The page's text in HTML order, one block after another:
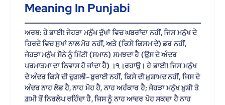
Meaning In Punjabi
ਅਰਥ: ਹੇ ਭਾਈ! ਜੇਹੜਾ ਮਨੁੱਖ ਦੁੱਖਾਂ ਵਿਚ ਘਬਰਾਂਦਾ ਨਹੀਂ, ਜਿਸ ਮਨੁੱਖ ਦੇ
ਹਿਰਦੇ ਵਿਚ ਸੁਖਾਂ ਨਾਲ ਮੋਹ ਨਹੀਂ, ਅਤੇ (ਕਿਸੇ ਕਿਸਮ ਦੇ) ਡਰ ਨਹੀਂ,
ਜੇਹੜਾ ਮਨੁੱਖ ਸੋਨੇ ਨੂੰ ਮਿੱਟੀ (ਸਮਾਨ) ਸਮਝਦਾ ਹੈ (ਉਸ ਦੇ ਅੰਦਰ
ਪਰਮਾਤਮਾ ਦਾ ਨਿਵਾਸ ਹੋ ਜਾਂਦਾ ਹੈ) ।੧।ਰਹਾਉ। ਹੇ ਭਾਈ! ਜਿਸ ਮਨੁੱਖ
ਦੇ ਅੰਦਰ ਕਿਸੇ ਦੀ ਚੁਗ਼ਲੀ-ਬੁਰਾਈ ਨਹੀਂ, ਕਿਸੇ ਦੀ ਖ਼ੁਸ਼ਾਮਦ ਨਹੀਂ, ਜਿਸ ਦੇ
ਅੰਦਰ ਨਾਹ ਲੋਭ ਹੈ, ਨਾਹ ਮੋਹ ਹੈ, ਨਾਹ ਅਹੰਕਾਰ ਹੈ; ਜੇਹੜਾ ਮਨੁੱਖ ਖ਼ੁਸ਼ੀ ਤੇ
ਗ਼ਮੀ ਤੋਂ ਨਿਰਲੇਪ ਰਹਿੰਦਾ ਹੈ, ਜਿਸ ਨੂੰ ਨਾਹ ਆਦਰ ਪੋਹ ਸਕਦਾ ਹੈ ਨਾਹ